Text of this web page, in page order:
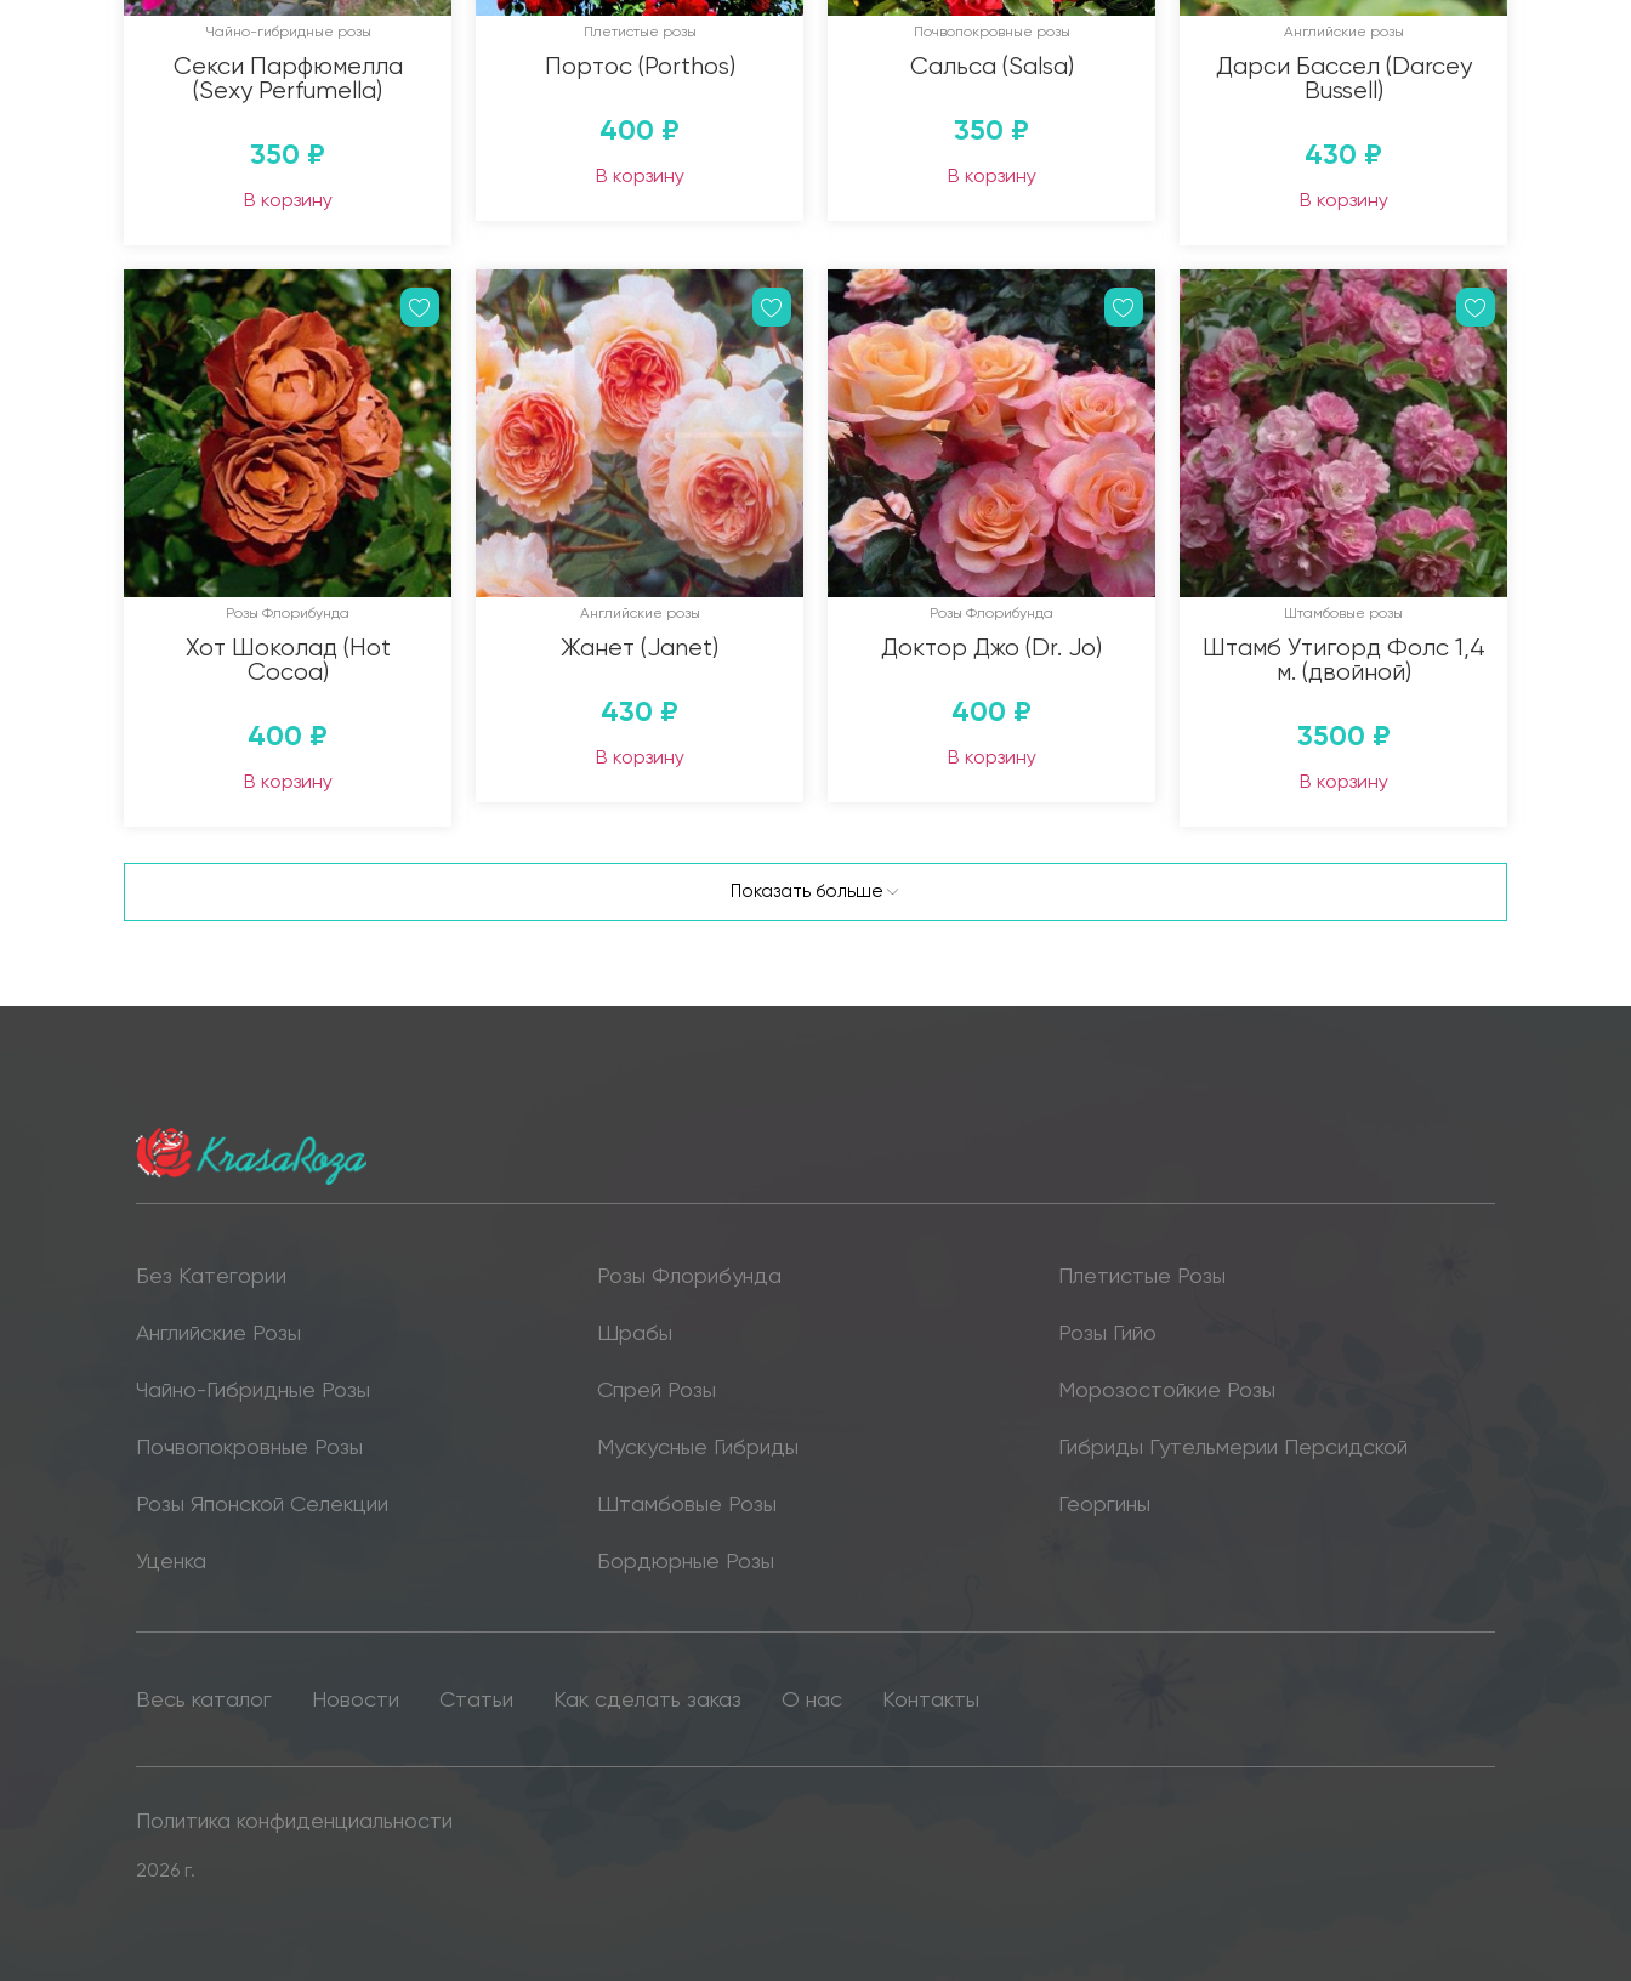
Чайно-гибридные розы
Секси Парфюмелла
(Sexy Perfumella)
350 ₽
В корзину
Плетистые розы
Портос (Porthos)
400 ₽
В корзину
Почвопокровные розы
Сальса (Salsa)
350 ₽
В корзину
Английские розы
Дарси Бассел (Darcey
Bussell)
430 ₽
В корзину
Розы Флорибунда
Хот Шоколад (Hot
Cocoa)
400 ₽
В корзину
Английские розы
Жанет (Janet)
430 ₽
В корзину
Розы Флорибунда
Доктор Джо (Dr. Jo)
400 ₽
В корзину
Штамбовые розы
Штамб Утигорд Фолс 1,4
м. (двойной)
3500 ₽
В корзину
Показать больше
Без Категории Розы Флорибунда Плетистые Розы
Английские Розы Шрабы Розы Гийо
Чайно-Гибридные Розы Спрей Розы Морозостойкие Розы
Почвопокровные Розы Мускусные Гибриды Гибриды Гутельмерии Персидской
Розы Японской Селекции Штамбовые Розы Георгины
Уценка Бордюрные Розы
Весь каталог Новости Статьи Как сделать заказ О нас Контакты
Политика конфиденциальности
2026 г.